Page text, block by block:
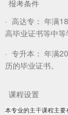
报考条件
· 高达专： 年满
高毕业证书等中等
· 专升本： 年满
历的毕业证书。
课程设置
本专业的主干课程主